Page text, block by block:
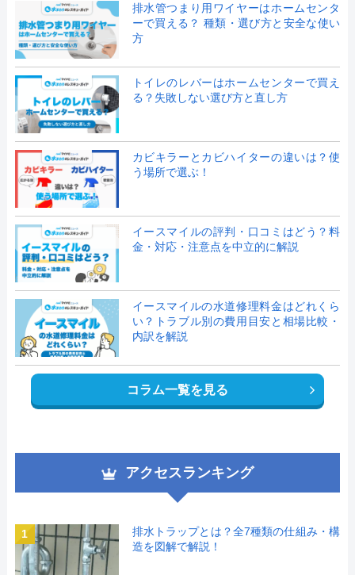
排水管つまり用ワイヤーはホームセンタ
ーで買える？ 種類・選び方と安全な使い
方
トイレのレバーはホームセンターで買え
る？失敗しない選び方と直し方
カビキラーとカビハイターの違いは？使
う場所で選ぶ！
イースマイルの評判・口コミはどう？料
金・対応・注意点を中立的に解説
イースマイルの水道修理料金はどれくら
い？トラブル別の費用目安と相場比較・
内訳を解説
コラム一覧を見る
アクセスランキング
1
排水トラップとは？全7種類の仕組み・構
造を図解で解説！